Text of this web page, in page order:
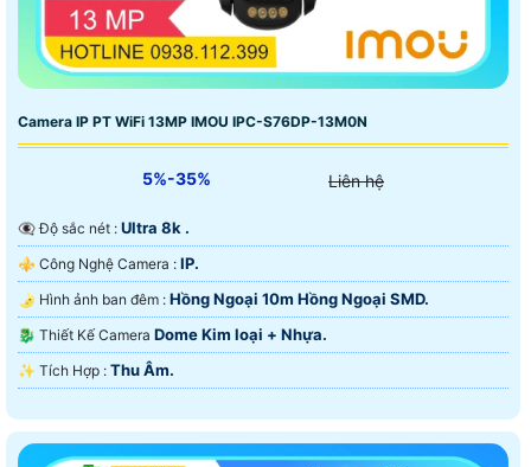
Camera IP PT WiFi 13MP IMOU IPC-S76DP-13M0N
5%-35% Liên hệ
👁️‍🗨 Độ sắc nét : Ultra 8k .
⚜️ Công Nghệ Camera : IP.
🌛 Hình ảnh ban đêm : Hồng Ngoại 10m Hồng Ngoại SMD.
🐉️ Thiết Kế Camera Dome Kim loại + Nhựa.
️✨ Tích Hợp : Thu Âm.